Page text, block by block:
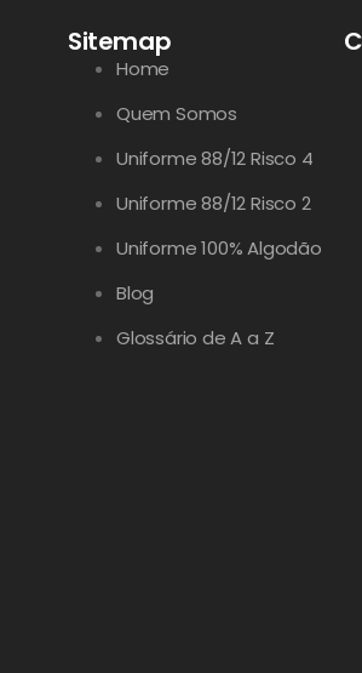
Sitemap
Home
Quem Somos
Uniforme 88/12 Risco 4
Uniforme 88/12 Risco 2
Uniforme 100% Algodão
Blog
Glossário de A a Z